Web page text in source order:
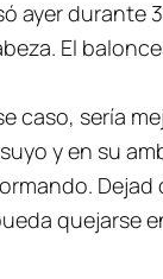
ayer
El
caso, sería
y en su
quejarse